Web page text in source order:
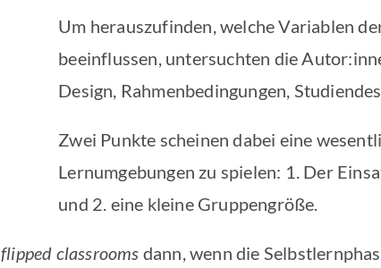
Um herauszufinden, welche Variablen
beeinflussen, untersuchten die
Design, Rahmenbedingungen,
Zwei Punkte scheinen dabei eine
Lernumgebungen zu spielen: 1. Der
und 2. eine kleine Gruppengröße.
flipped classrooms dann, wenn die